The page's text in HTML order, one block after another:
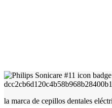
la marca de cepillos dentales